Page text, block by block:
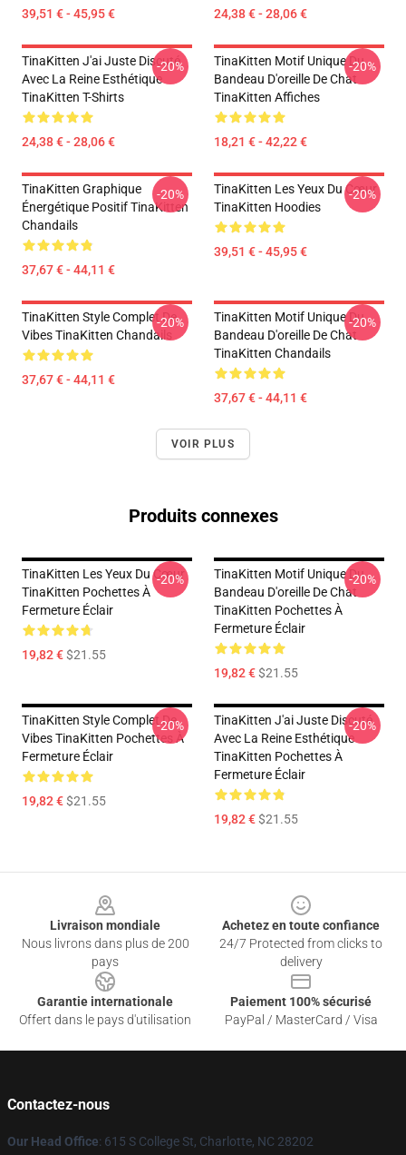
39,51 € - 45,95 € 24,38 € - 28,06 €
TinaKitten J'ai Juste Discuté
Avec La Reine Esthétique
TinaKitten T-Shirts
24,38 € - 28,06 €
-20%
TinaKitten Motif Unique Du
Bandeau D'oreille De Chat
TinaKitten Affiches
18,21 € - 42,22 €
-20%
TinaKitten Graphique
Énergétique Positif TinaKitten
Chandails
37,67 € - 44,11 €
-20%
TinaKitten Les Yeux Du Cœur
TinaKitten Hoodies
39,51 € - 45,95 €
-20%
TinaKitten Style Complet De
Vibes TinaKitten Chandails
37,67 € - 44,11 €
-20%
TinaKitten Motif Unique Du
Bandeau D'oreille De Chat
TinaKitten Chandails
37,67 € - 44,11 €
-20%
VOIR PLUS
Produits connexes
TinaKitten Les Yeux Du Cœur
TinaKitten Pochettes À
Fermeture Éclair
19,82 €$21.55
-20%
TinaKitten Motif Unique Du
Bandeau D'oreille De Chat
TinaKitten Pochettes À
Fermeture Éclair
19,82 €$21.55
-20%
TinaKitten Style Complet De
Vibes TinaKitten Pochettes À
Fermeture Éclair
19,82 €$21.55
-20%
TinaKitten J'ai Juste Discuté
Avec La Reine Esthétique
TinaKitten Pochettes À
Fermeture Éclair
19,82 €$21.55
-20%
Livraison mondiale
Nous livrons dans plus de 200
pays
Achetez en toute confiance
24/7 Protected from clicks to
delivery
Garantie internationale
Offert dans le pays d'utilisation
Paiement 100% sécurisé
PayPal / MasterCard / Visa
Contactez-nous
Our Head Office: 615 S College St, Charlotte, NC 28202